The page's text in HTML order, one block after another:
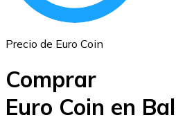
Precio de Euro Coin
Comprar
Euro Coin en